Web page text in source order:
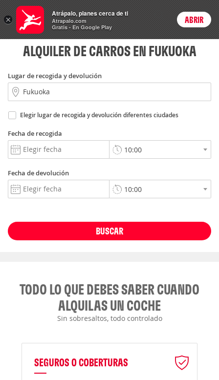
Rent
a Car Login
ALQUILER DE CARROS EN FUKUOKA
Lugar de recogida y devolución
Elegir lugar de recogida y devolución diferentes ciudades
Fecha de recogida
Fecha de devolución
BUSCAR
TODO LO QUE DEBES SABER CUANDO
ALQUILAS UN COCHE
Sin sobresaltos, todo controlado
SEGUROS O COBERTURAS
×
Atrápalo, planes cerca de ti
Atrapalo.com
Gratis - En Google Play
ABRIR